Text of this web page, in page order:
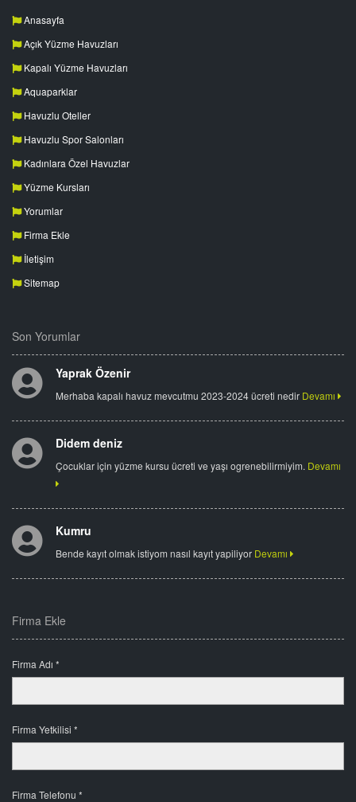
Anasayfa
Açık Yüzme Havuzları
Kapalı Yüzme Havuzları
Aquaparklar
Havuzlu Oteller
Havuzlu Spor Salonları
Kadınlara Özel Havuzlar
Yüzme Kursları
Yorumlar
Firma Ekle
İletişim
Sitemap
Son Yorumlar
Yaprak Özenir
Merhaba kapalı havuz mevcutmu 2023-2024 ücreti nedir Devamı
Didem deniz
Çocuklar için yüzme kursu ücreti ve yaşı ogrenebilirmiyim. Devamı
Kumru
Bende kayıt olmak istiyom nasıl kayıt yapiliyor Devamı
Firma Ekle
Firma Adı *
Firma Yetkilisi *
Firma Telefonu *